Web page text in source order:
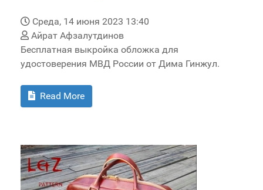
Среда, 14 июня 2023 13:40
Айрат Афзалутдинов
Бесплатная выкройка обложка для
удостоверения МВД России от Дима Гинжул.
Read More